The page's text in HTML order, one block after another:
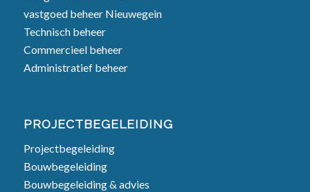
vastgoed beheer Nieuwegein
Technisch beheer
Commercieel beheer
Administratief beheer
PROJECTBEGELEIDING
Projectbegeleiding
Bouwbegeleiding
Bouwbegeleiding & advies